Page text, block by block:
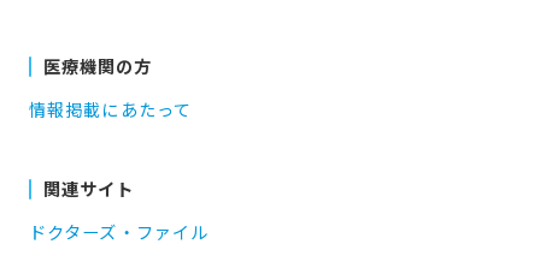
医療機関の方
情報掲載にあたって
関連サイト
ドクターズ・ファイル